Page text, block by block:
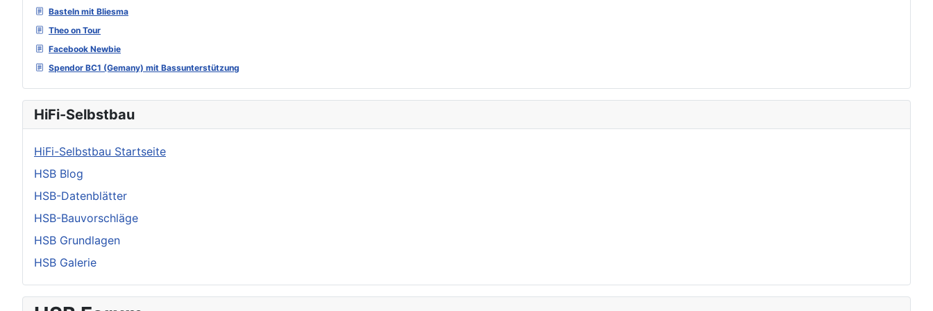
Basteln mit Bliesma
Theo on Tour
Facebook Newbie
Spendor BC1 (Gemany) mit Bassunterstützung
HiFi-Selbstbau
HiFi-Selbstbau Startseite
HSB Blog
HSB-Datenblätter
HSB-Bauvorschläge
HSB Grundlagen
HSB Galerie